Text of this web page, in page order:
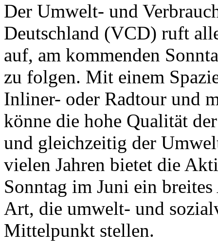
Der Umwelt- und
Deutschland (VCD) ruft
auf, am kommenden
zu folgen. Mit einem
Inliner- oder Radtour und
könne die hohe Qualität
und gleichzeitig der
vielen Jahren bietet die
Sonntag im Juni ein
Art, die umwelt- und
Mittelpunkt stellen.